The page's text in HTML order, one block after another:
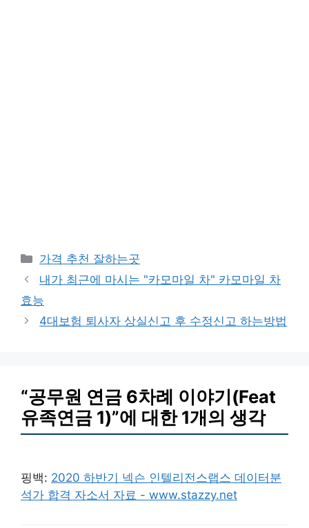
카
테
리
가격 추천 잘하는곳
내가 최근에 마시는 "카모마일 차" 카모마일 차
효능
4대보험 퇴사자 상실신고 후 수정신고 하는방법
“공무원 연금 6차례 이야기(Feat
유족연금 1)”에 대한 1개의 생각
핑백: 2020 하반기 넥슨 인텔리전스랩스 데이터분
석가 합격 자소서 자료 - www.stazzy.net